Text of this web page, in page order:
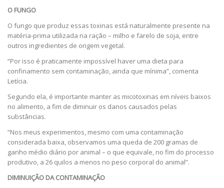
O FUNGO
O fungo que produz essas toxinas está naturalmente presente na
matéria-prima utilizada na ração – milho e farelo de soja, entre
outros ingredientes de origem vegetal.
“Por isso é praticamente impossível haver uma dieta para
confinamento sem contaminação, ainda que mínima”, comenta
Letícia.
Segundo ela, é importante manter as micotoxinas em níveis baixos
no alimento, a fim de diminuir os danos causados pelas
substâncias.
“Nos meus experimentos, mesmo com uma contaminação
considerada baixa, observamos uma queda de 200 gramas de
ganho médio diário por animal – o que equivale, no fim do processo
produtivo, a 26 quilos a menos no peso corporal do animal”.
DIMINUIÇÃO DA CONTAMINAÇÃO